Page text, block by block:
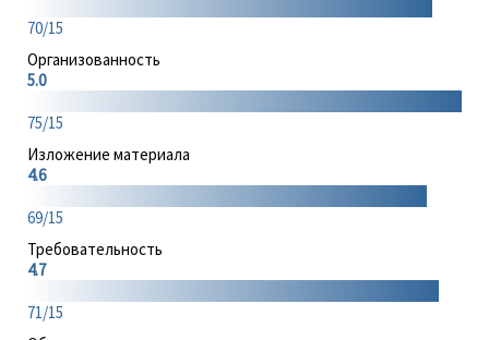
70/15
Организованность
5.0
75/15
Изложение материала
4.6
69/15
Требовательность
4.7
71/15